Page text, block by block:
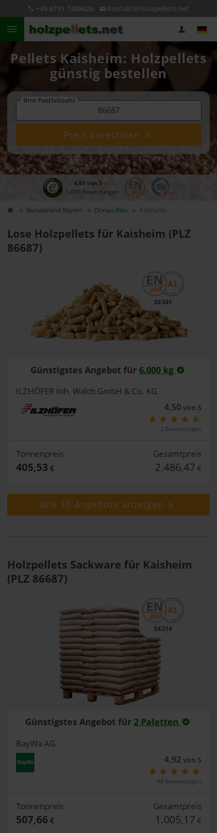
+49 8731 7409626 kontakt@holzpellets.net
Pellets Kaisheim: Holzpellets
günstig bestellen
Ihre Postleitzahl
Preis berechnen
4,93 von 5
5.090 Bewertungen
Bundesland Bayern Donau-Ries Kaisheim
Lose Holzpellets für Kaisheim (PLZ
86687)
DE345
Günstigstes Angebot für 6.000 kg
ILZHÖFER Inh. Walch GmbH & Co. KG
4,50 von 5
2 Bewertungen
Tonnenpreis
405,53 €
Gesamtpreis
2.486,47 €
Alle 10 Angebote anzeigen
Holzpellets Sackware für Kaisheim
(PLZ 86687)
DE314
Günstigstes Angebot für 2 Paletten
BayWa AG
4,92von 5
48 Bewertungen
Tonnenpreis
507,66 €
Gesamtpreis
1.005,17 €